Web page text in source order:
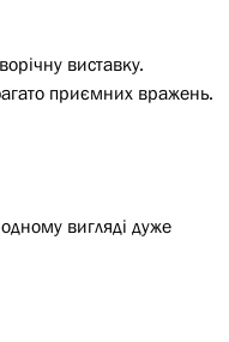
виставку.
приємних вражень.
вигляді дуже